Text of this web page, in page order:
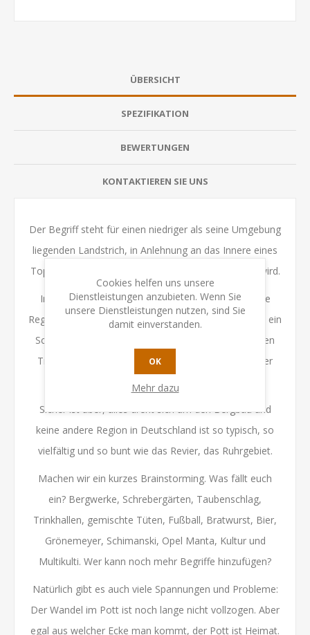
ÜBERSICHT
SPEZIFIKATION
BEWERTUNGEN
KONTAKTIEREN SIE UNS
Der Begriff steht für einen niedriger als seine Umgebung
liegenden Landstrich, in Anlehnung an das Innere eines
Topfes, der umgangssprachlich auch Pott genannt wird.
In Bezug auf das Ruhrgebiet kommt hinzu, dass die
Region über 200 Jahre lang ein Einwanderungsgebiet, ein
Schmelztiegel, war. Der Kohlenpott, ein Eimer für den
Transport der Kohle, wird ebenfalls zur Erklärung der
Namensgebung herangezogen.
Sicher ist aber, alles dreht sich um den Bergbau und
keine andere Region in Deutschland ist so typisch, so
vielfältig und so bunt wie das Revier, das Ruhrgebiet.
Machen wir ein kurzes Brainstorming. Was fällt euch
ein? Bergwerke, Schrebergärten, Taubenschlag,
Trinkhallen, gemischte Tüten, Fußball, Bratwurst, Bier,
Grönemeyer, Schimanski, Opel Manta, Kultur und
Multikulti. Wer kann noch mehr Begriffe hinzufügen?
Natürlich gibt es auch viele Spannungen und Probleme:
Der Wandel im Pott ist noch lange nicht vollzogen. Aber
egal aus welcher Ecke man kommt, der Pott ist Heimat.
Cookies helfen uns unsere
Dienstleistungen anzubieten. Wenn Sie
unsere Dienstleistungen nutzen, sind Sie
damit einverstanden.
OK
Mehr dazu